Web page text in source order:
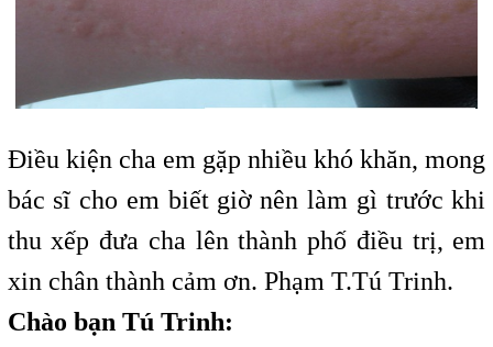
Điều kiện cha em gặp nhiều khó khăn, mong
bác sĩ cho em biếtt giờ nên làm gì trước khi
thu xếp đưa cha lên thành phố điều trị, em
xin chân thành cảm ơn. Phạm T.Tú Trinh.
Chào bạn Tú Trinh: